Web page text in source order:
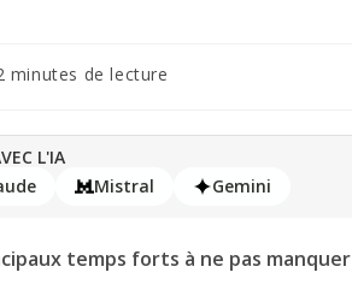
minutes de lecture
L'IA
Mistral Gemini
temps forts à ne pas manquer